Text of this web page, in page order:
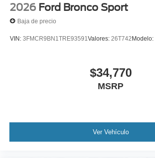
2026 Ford Bronco Sport
Baja de precio
VIN: 3FMCR9BN1TRE93591 Valores: 26T742Modelo:
$34,770
MSRP
Ver Vehículo